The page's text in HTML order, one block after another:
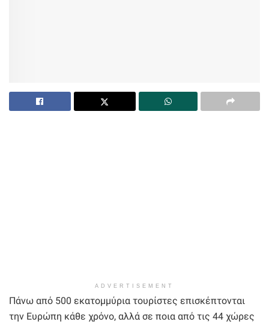
ADVERTISEMENT
Πάνω από 500 εκατομμύρια τουρίστες επισκέπτονται
την Ευρώπη κάθε χρόνο, αλλά σε ποια από τις 44 χώρες